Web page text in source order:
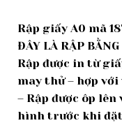
Rập giấy A0 mã
ĐÂY LÀ RẬP
Rập được in từ
may thử – hợp
– Rập được ôp
hình trước khi